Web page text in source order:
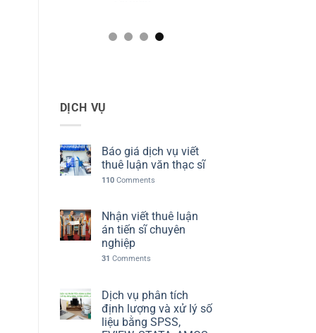
DỊCH VỤ
Báo giá dịch vụ viết
thuê luận văn thạc sĩ
110Comments
Nhận viết thuê luận
án tiến sĩ chuyên
nghiệp
31 Comments
Dịch vụ phân tích
định lượng và xử lý số
liệu bằng SPSS,